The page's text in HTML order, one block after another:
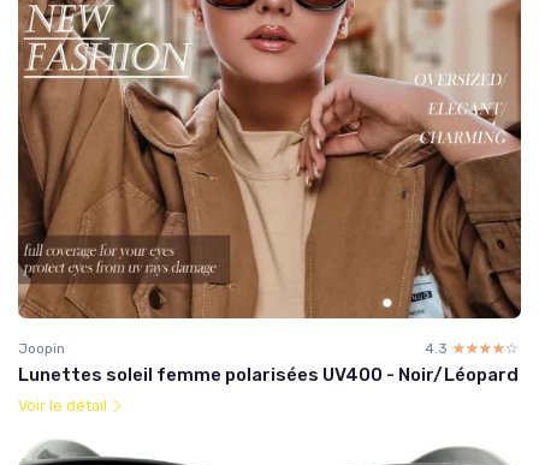
Joopin 4.3 ☆☆☆☆☆
★★★★★
Lunettes soleil femme polarisées UV400 - Noir/Léopard
Voir le détail